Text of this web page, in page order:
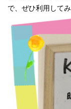
で、ぜひ利用して